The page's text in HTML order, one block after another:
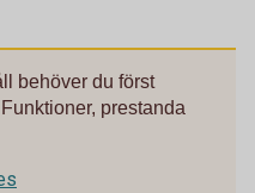
behöver du först
prestanda